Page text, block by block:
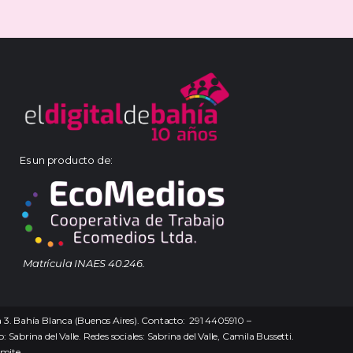
Es un producto de:
Matrícula INAES 40.246.
Bahía Blanca (Buenos Aires). Contacto: 291 4405910 –
del Valle. Redes sociales: Sabrina del Valle, Camila Bussetti.